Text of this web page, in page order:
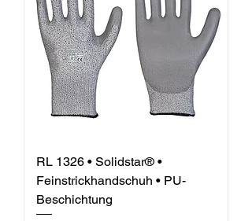
RL 1326 • Solidstar® •
Feinstrickhandschuh • PU-
Beschichtung